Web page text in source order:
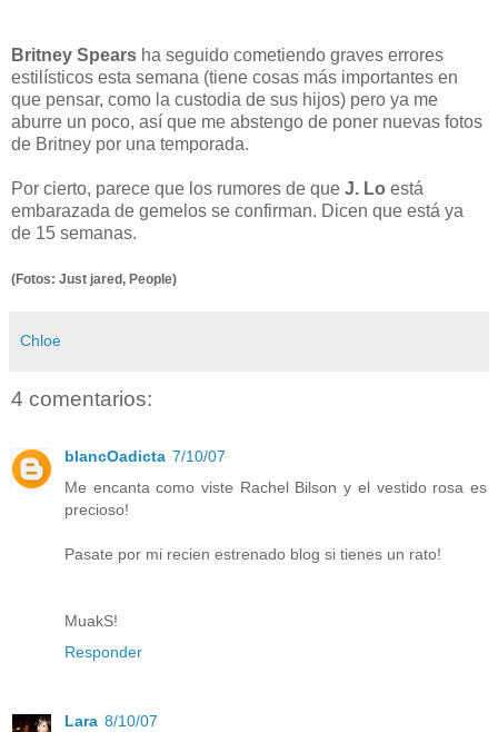
Britney Spears ha seguido cometiendo graves errores
estilísticos esta semana (tiene cosas más importantes en
que pensar, como la custodia de sus hijos) pero ya me
aburre un poco, así que me abstengo de poner nuevas fotos
de Britney por una temporada.
Por cierto, parece que los rumores de que J. Lo está
embarazada de gemelos se confirman. Dicen que está ya
de 15 semanas.
(Fotos: Just jared, People)
Chloe
4 comentarios:
blancOadicta 7/10/07
Me encanta como viste Rachel Bilson y el vestido rosa es
precioso!
Pasate por mi recien estrenado blog si tienes un rato!
MuakS!
Responder
Lara 8/10/07